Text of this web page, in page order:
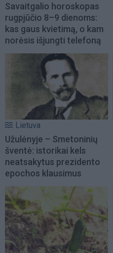
Savaitgalio horoskopas
rugpjūčio 8–9 dienoms:
kas gaus kvietimą, o kam
norėsis išjungti telefoną
Lietuva
Užulėnyje – Smetoninių
šventė: istorikai kels
neatsakytus prezidento
epochos klausimus